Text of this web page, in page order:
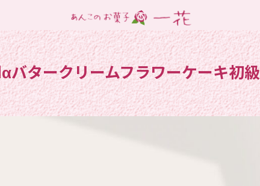
タークリームフラワーケーキ初級